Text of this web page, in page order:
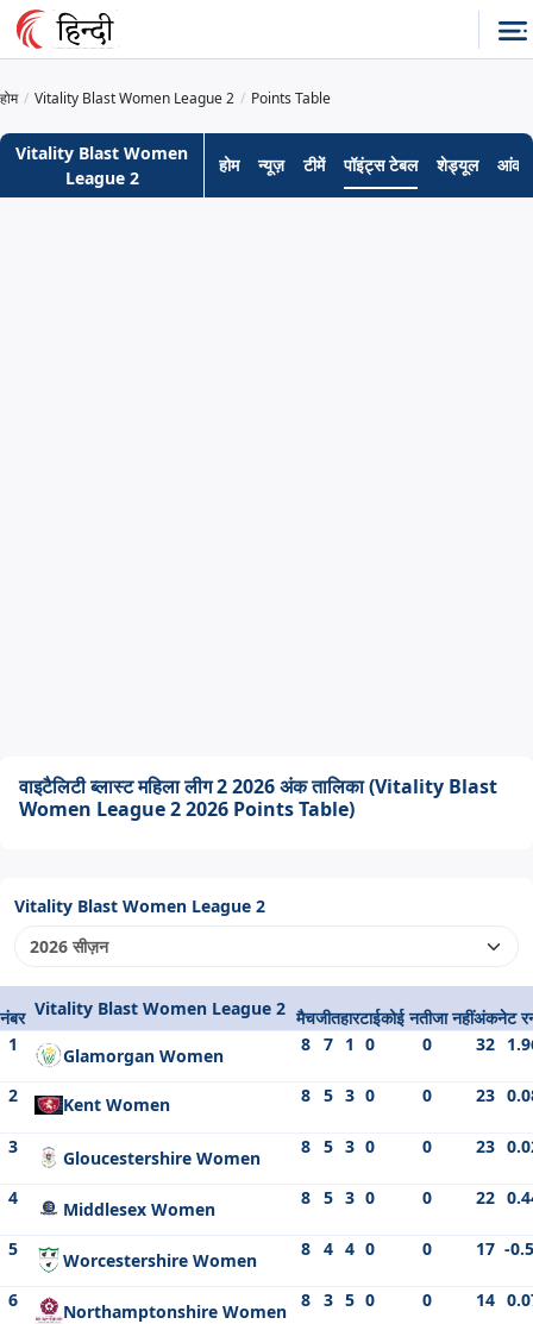
होम Vitality Blast Women League 2 Points Table
Vitality Blast Women
League 2
होम न्यूज़ टीमें पॉइंट्स टेबल शेड्यूल
वाइटैलिटी ब्लास्ट महिला लीग 2 2026 अंक तालिका (Vitality Blast
Women League 2 2026 Points Table)
Vitality Blast Women League 2
नंबर Vitality Blast Women League 2 मैचजीतहारटाईकोई नतीजा नहींअंकनेट
1
Glamorgan Women 8 7 1 0 0 32
2 Kent Women 8 5 3 0 0 23
3 Gloucestershire Women 8 5 3 0 0 23
4 Middlesex Women 8 5 3 0 0 22
5 Worcestershire Women 8 4 4 0 0 17 -
6 Northamptonshire Women 8 3 5 0 0 14